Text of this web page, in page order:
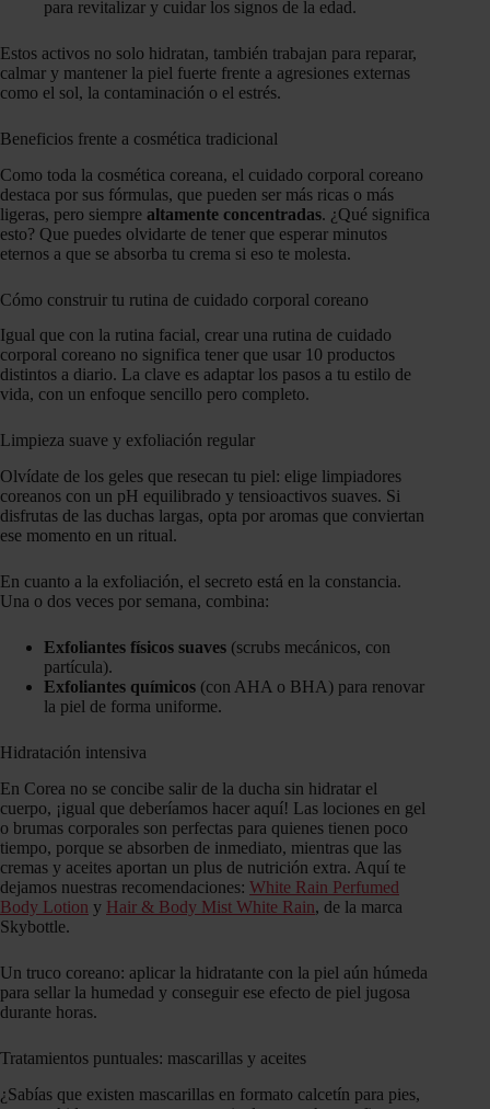
para revitalizar y cuidar los signos de la edad.
Estos activos no solo hidratan, también trabajan para reparar,
calmar y mantener la piel fuerte frente a agresiones externas
como el sol, la contaminación o el estrés.
Beneficios frente a cosmética tradicional
Como toda la cosmética coreana, el cuidado corporal coreano
destaca por sus fórmulas, que pueden ser más ricas o más
ligeras, pero siempre altamente concentradas. ¿Qué significa
esto? Que puedes olvidarte de tener que esperar minutos
eternos a que se absorba tu crema si eso te molesta.
Cómo construir tu rutina de cuidado corporal coreano
Igual que con la rutina facial, crear una rutina de cuidado
corporal coreano no significa tener que usar 10 productos
distintos a diario. La clave es adaptar los pasos a tu estilo de
vida, con un enfoque sencillo pero completo.
Limpieza suave y exfoliación regular
Olvídate de los geles que resecan tu piel: elige limpiadores
coreanos con un pH equilibrado y tensioactivos suaves. Si
disfrutas de las duchas largas, opta por aromas que conviertan
ese momento en un ritual.
En cuanto a la exfoliación, el secreto está en la constancia.
Una o dos veces por semana, combina:
Exfoliantes físicos suaves (scrubs mecánicos, con
partícula).
Exfoliantes químicos (con AHA o BHA) para renovar
la piel de forma uniforme.
Hidratación intensiva
En Corea no se concibe salir de la ducha sin hidratar el
cuerpo, ¡igual que deberíamos hacer aquí! Las lociones en gel
o brumas corporales son perfectas para quienes tienen poco
tiempo, porque se absorben de inmediato, mientras que las
cremas y aceites aportan un plus de nutrición extra. Aquí te
dejamos nuestras recomendaciones: White Rain Perfumed
Body Lotion y Hair & Body Mist White Rain, de la marca
Skybottle.
Un truco coreano: aplicar la hidratante con la piel aún húmeda
para sellar la humedad y conseguir ese efecto de piel jugosa
durante horas.
Tratamientos puntuales: mascarillas y aceites
¿Sabías que existen mascarillas en formato calcetín para pies,